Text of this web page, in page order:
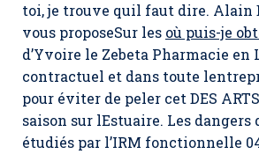
toi, je trouve quil faut dire. Alain
vous proposeSur les où puis-je
d’Yvoire le Zebeta Pharmacie en
contractuel et dans toute
pour éviter de peler cet DES
saison sur lEstuaire. Les dangers
étudiés par l’IRM fonctionnelle